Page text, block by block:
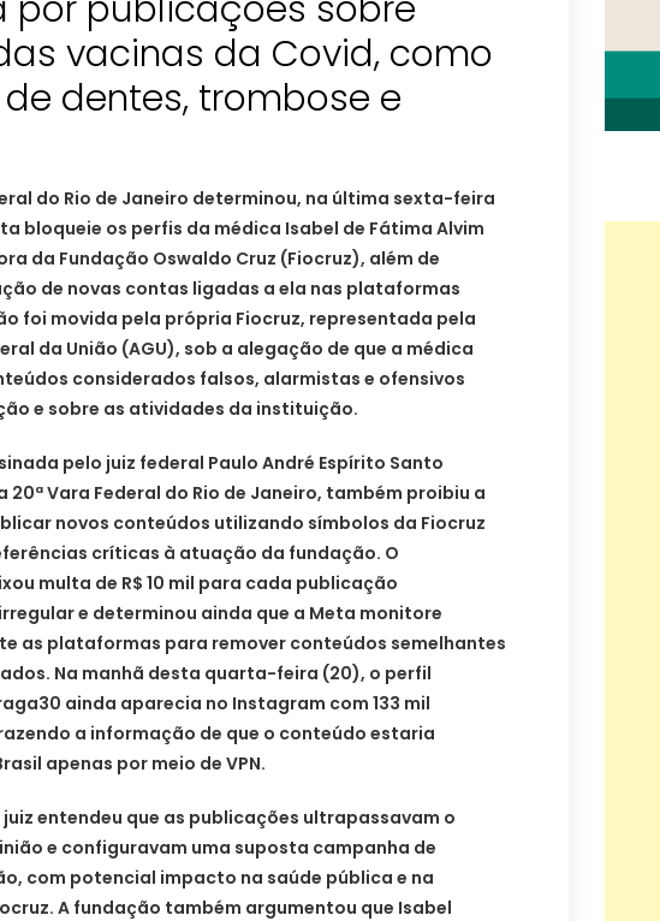
vacinas da Covid, como
dentes, trombose e
do Rio de Janeiro determinou, na última sexta-feira
bloqueie os perfis da médica Isabel de Fátima Alvim
da Fundação Oswaldo Cruz (Fiocruz), além de
de novas contas ligadas a ela nas plataformas
foi movida pela própria Fiocruz, representada pela
da União (AGU), sob a alegação de que a médica
considerados falsos, alarmistas e ofensivos
e sobre as atividades da instituição.
pelo juiz federal Paulo André Espírito Santo
20ª Vara Federal do Rio de Janeiro, também proibiu a
novos conteúdos utilizando símbolos da Fiocruz
críticas à atuação da fundação. O
multa de R$ 10 mil para cada publicação
e determinou ainda que a Meta monitore
as plataformas para remover conteúdos semelhantes
Na manhã desta quarta-feira (20), o perfil
ainda aparecia no Instagram com 133 mil
a informação de que o conteúdo estaria
apenas por meio de VPN.
juiz entendeu que as publicações ultrapassavam o
e configuravam uma suposta campanha de
com potencial impacto na saúde pública e na
A fundação também argumentou que Isabel